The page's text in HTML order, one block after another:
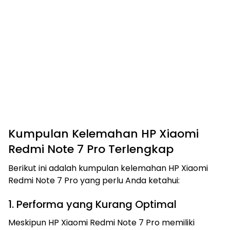
Kumpulan Kelemahan HP Xiaomi
Redmi Note 7 Pro Terlengkap
Berikut ini adalah kumpulan kelemahan HP Xiaomi
Redmi Note 7 Pro yang perlu Anda ketahui:
1. Performa yang Kurang Optimal
Meskipun HP Xiaomi Redmi Note 7 Pro memiliki